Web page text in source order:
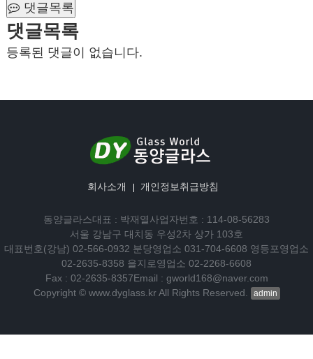
댓글목록
댓글목록
등록된 댓글이 없습니다.
회사소개 개인정보취급방침
동양글라스대표 : 박재열사업자번호 : 114-08-56283
서울 강남구 대치동 우성2차 상가 103호
대표번호(강남) 02-566-0932 분당영업소 031-704-6608 영등포영업소
02-2635-8358 을지로영업소 02-2268-6608
Fax : 02-2635-8357Email : gworld168@naver.com
Copyright © www.dyglass.kr All Rights Reserved.
admin